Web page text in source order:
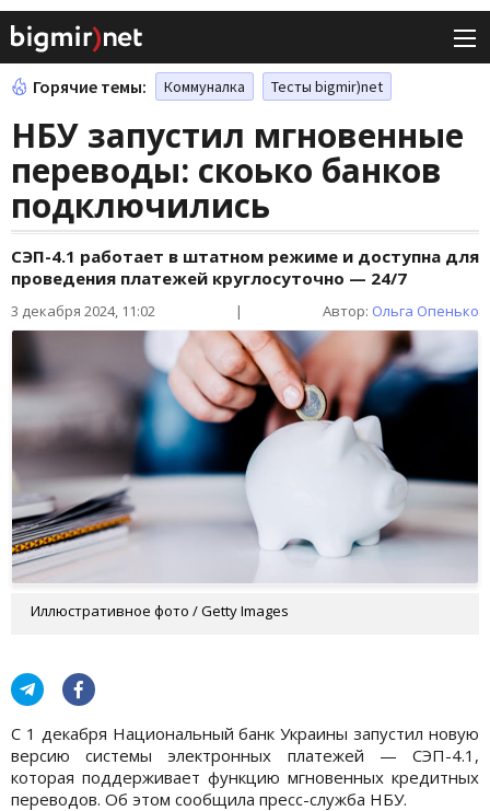
Горячие темы: Коммуналка Тесты bigmir)net
НБУ запустил мгновенные
переводы: скоько банков
подключились
СЭП-4.1 работает в штатном режиме и доступна для
проведения платежей круглосуточно — 24/7
3 декабря 2024, 11:02 | Автор: Ольга Опенько
Иллюстративное фото / Getty Images
С 1 декабря Национальный банк Украины запустил новую
версию системы электронных платежей — СЭП-4.1,
которая поддерживает функцию мгновенных кредитных
переводов. Об этом сообщила пресс-служба НБУ.